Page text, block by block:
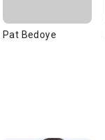
Pat Bedoye